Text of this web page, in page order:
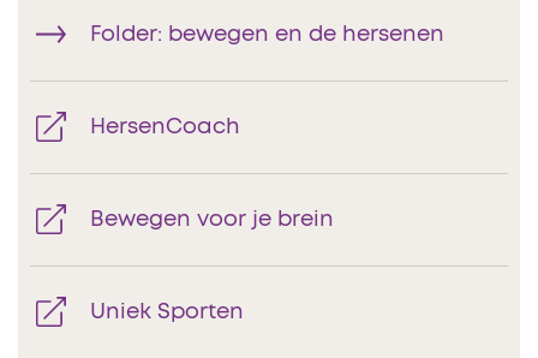
Folder: bewegen en de hersenen
HersenCoach
Bewegen voor je brein
Uniek Sporten